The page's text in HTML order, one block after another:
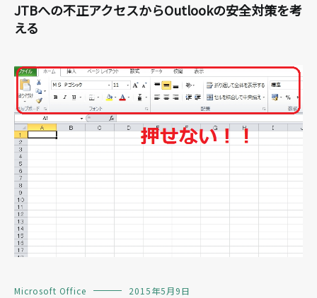
JTBへの不正アクセスからOutlookの安全対策を考
える
Microsoft Office 2015年5月9日